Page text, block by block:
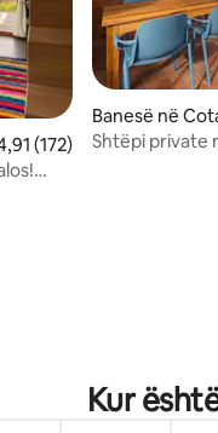
mesatar 4,91 nga
(172)
Banesë në
Shtëpi private
Kur